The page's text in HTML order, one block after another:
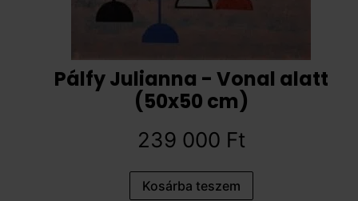
Pálfy Julianna - Vonal alatt
(50x50 cm)
239 000 Ft
Kosárba teszem